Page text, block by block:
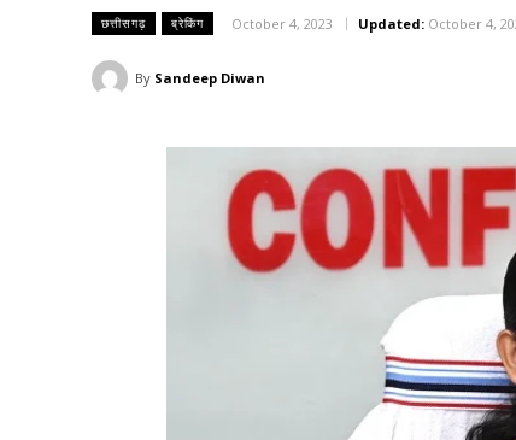
छत्तीसगढ़ ब्रेकिंग October 4, 2023 Updated: October 4,
By Sandeep Diwan